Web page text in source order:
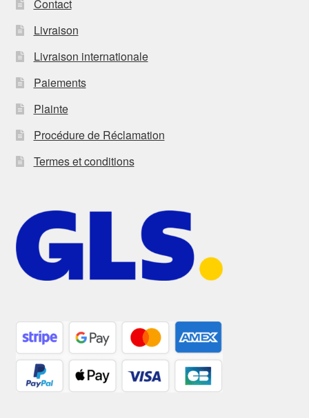
Contact
Livraison
Livraison internationale
Paiements
Plainte
Procédure de Réclamation
Termes et conditions